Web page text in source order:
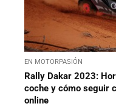
EN MOTORPASIÓN
Rally Dakar 2023:
coche y cómo seguir
online